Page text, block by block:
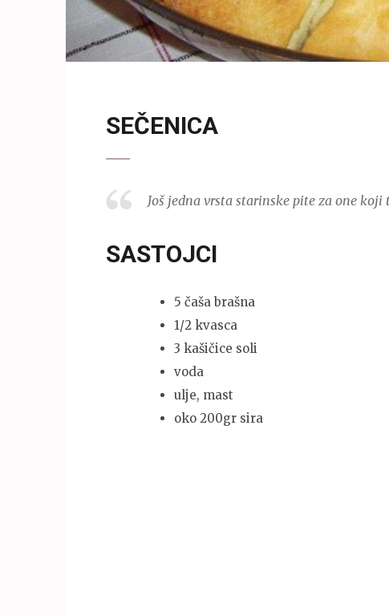
SEČENICA
Još jedna vrsta starinske pite za one koji
SASTOJCI
5 čaša brašna
1/2 kvasca
3 kašičice soli
voda
ulje, mast
oko 200gr sira